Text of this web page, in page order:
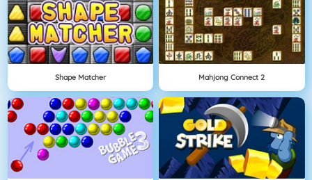
Shape Matcher Mahjong Connect 2